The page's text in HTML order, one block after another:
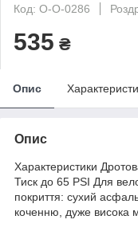
Код: O-O-0286
535 ₴
Опис
Опис
Характеристики
Тиск до 65 PSI Для
покриття: сухий
коченню, дуже висока